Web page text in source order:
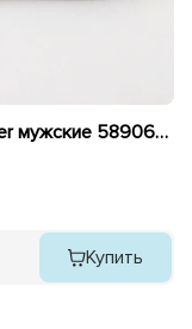
Шлепанцы Rider мужские 589063 Черные распродажа
Купить